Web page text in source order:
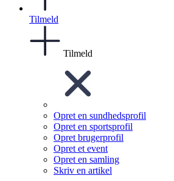
Tilmeld
Tilmeld
Opret en sundhedsprofil
Opret en sportsprofil
Opret brugerprofil
Opret et event
Opret en samling
Skriv en artikel